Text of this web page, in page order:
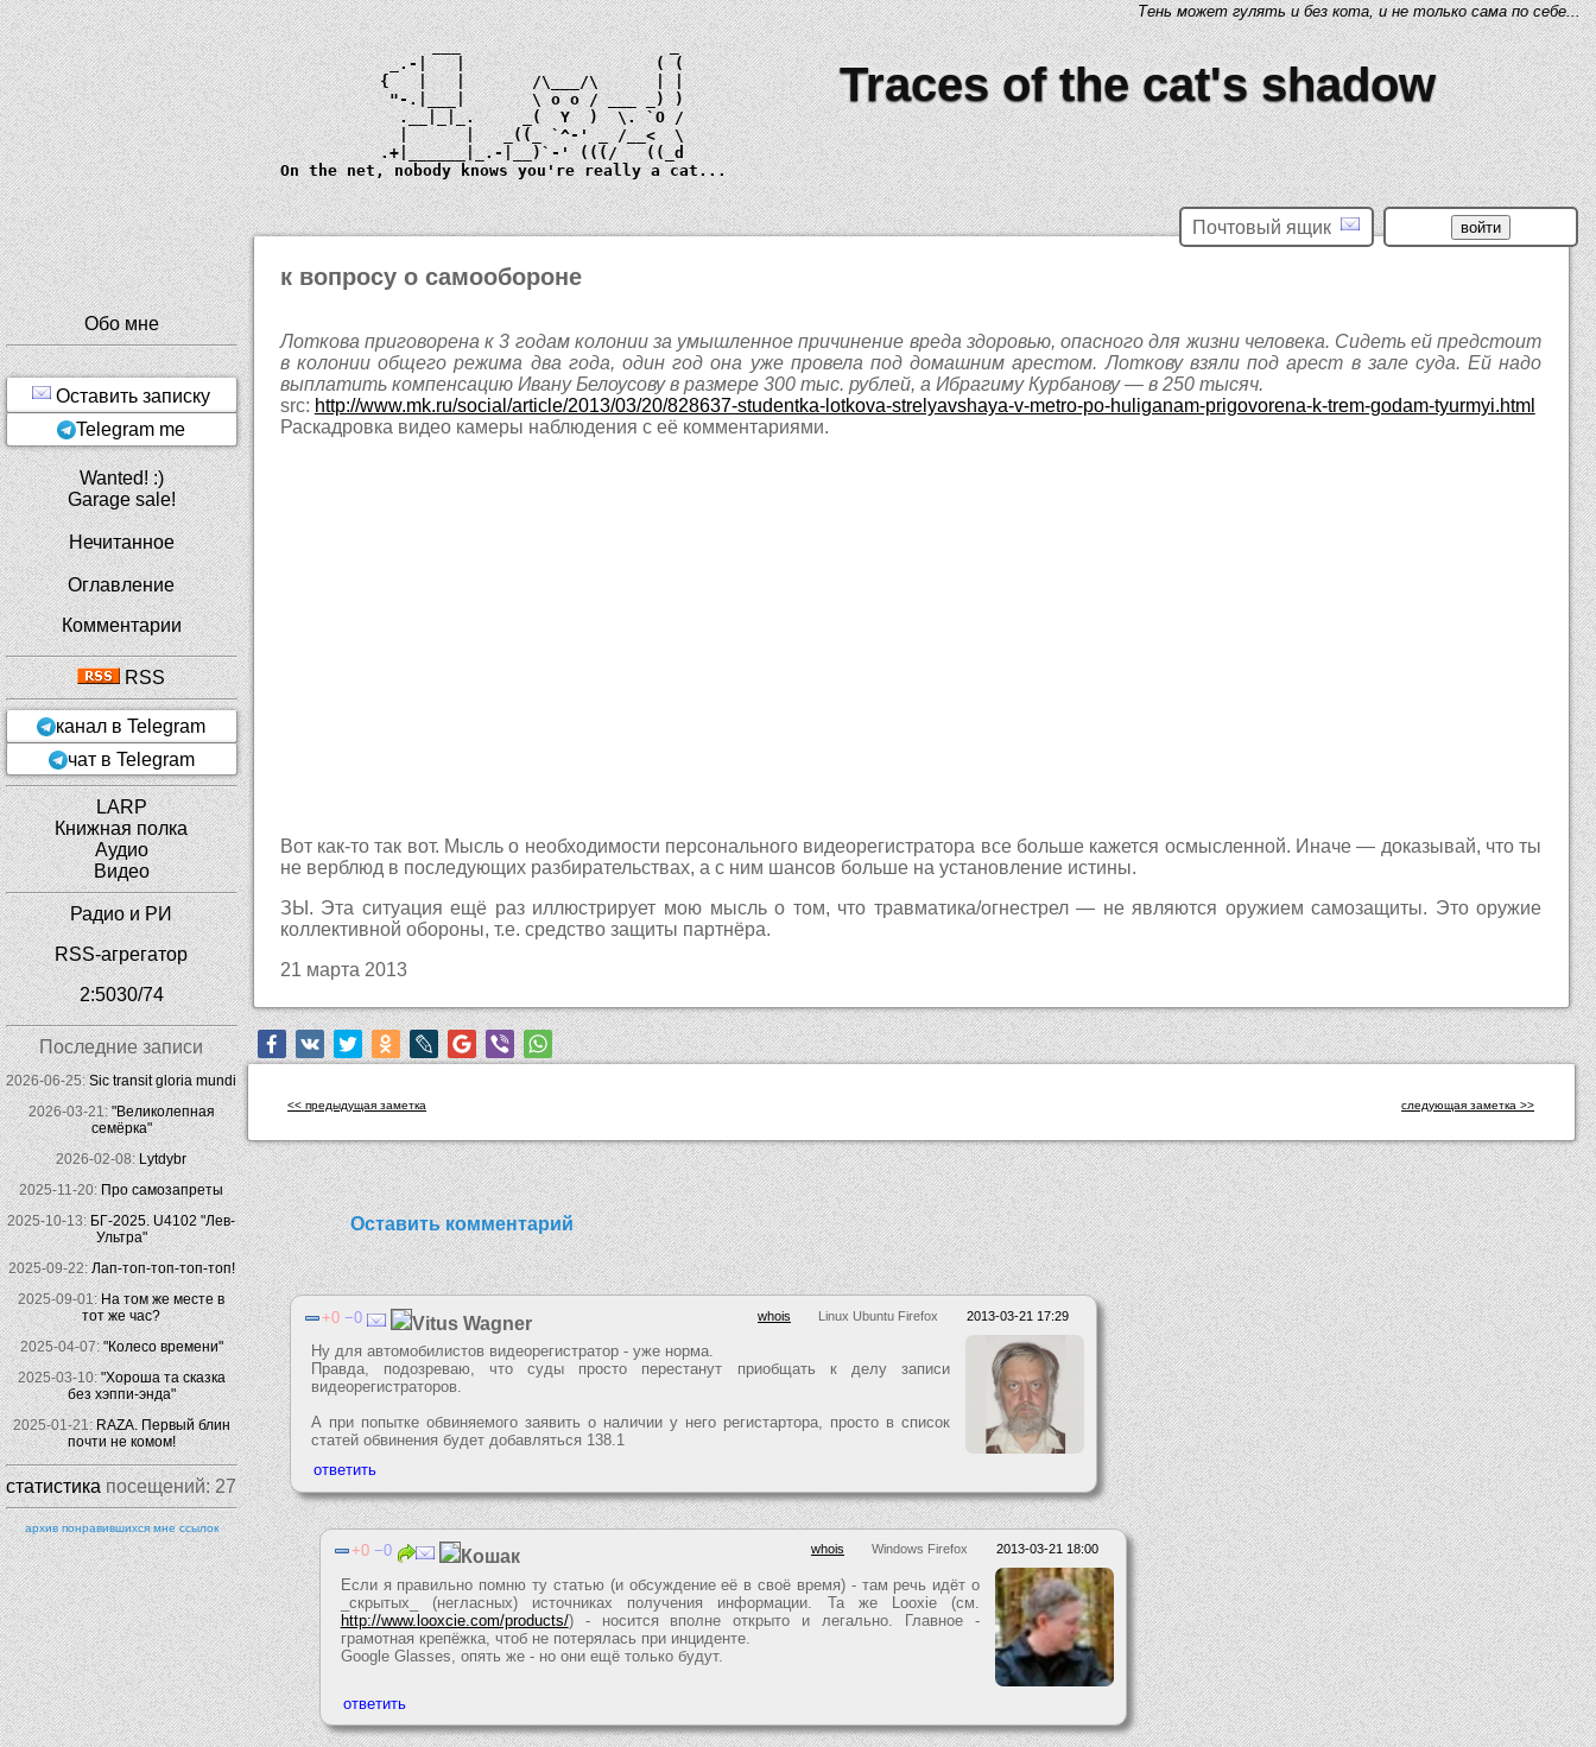
Тень может гулять и без кота, и не только сама по себе...
             ___
               _
         _.-|   |
              ( (
        {   |   |
/\___/\      | |
         "-.|___|
\ o o
/ ___ _) )
          .__|_|_.
_(  Y  )  \. `O /
          |      |   _
((_ `^-' _ /__<  \
        .+|______|_.-|__)
`-' (((/   ((_d
  On the net, nobody knows you're really a cat...
Traces of the cat's shadow
Почтовый ящик
к вопросу о самообороне
Лоткова приговорена к 3 годам колонии за умышленное причинение вреда здоровью, опасного для жизни человека. Сидеть ей предстоит
в колонии общего режима два года, один год она уже провела под домашним арестом. Лоткову взяли под арест в зале суда. Ей надо
выплатить компенсацию Ивану Белоусову в размере 300 тыс. рублей, а Ибрагиму Курбанову — в 250 тысяч.
src: http://www.mk.ru/social/article/2013/03/20/828637-studentka-lotkova-strelyavshaya-v-metro-po-huliganam-prigovorena-k-trem-godam-tyurmyi.html
Раскадровка видео камеры наблюдения с её комментариями.
Вот как-то так вот. Мысль о необходимости персонального видеорегистратора все больше кажется осмысленной. Иначе — доказывай, что ты
не верблюд в последующих разбирательствах, а с ним шансов больше на установление истины.
ЗЫ. Эта ситуация ещё раз иллюстрирует мою мысль о том, что травматика/огнестрел — не являются оружием самозащиты. Это оружие
коллективной обороны, т.е. средство защиты партнёра.
21 марта 2013
<< предыдущая заметка следующая заметка >>
Оставить комментарий
2013-03-21 17:29
Linux Ubuntu Firefox
whois
0 0 Vitus Wagner
Ну для автомобилистов видеорегистратор - уже норма.
Правда, подозреваю, что суды просто перестанут приобщать к делу записи
видеорегистраторов.
А при попытке обвиняемого заявить о наличии у него регистартора, просто в список
статей обвинения будет добавляться 138.1
2013-03-21 18:00
Windows Firefox
whois
0 0 Кошак
Если я правильно помню ту статью (и обсуждение её в своё время) - там речь идёт о
_скрытых_ (негласных) источниках получения информации. Та же Looxie (см.
http://www.looxcie.com/products/) - носится вполне открыто и легально. Главное -
грамотная крепёжка, чтоб не потерялась при инциденте.
Google Glasses, опять же - но они ещё только будут.
Обо мне
Оставить записку
Telegram me
Wanted! :)
Garage sale!
Нечитанное
Оглавление
Комментарии
RSS
канал в Telegram
чат в Telegram
LARP
Книжная полка
Аудио
Видео
Радио и РИ
RSS-агрегатор
2:5030/74
Последние записи
2026-06-25:Sic transit gloria mundi
2026-03-21:"Великолепная
семёрка"
2026-02-08:Lytdybr
2025-11-20:Про самозапреты
2025-10-13:БГ-2025. U4102 "Лев-
Ультра"
2025-09-22:Лап-топ-топ-топ-топ!
2025-09-01:На том же месте в
тот же час?
2025-04-07:"Колесо времени"
2025-03-10:"Хороша та сказка
без хэппи-энда"
2025-01-21:RAZA. Первый блин
почти не комом!
статистикапосещений:27
архив понравившихся мне ссылок